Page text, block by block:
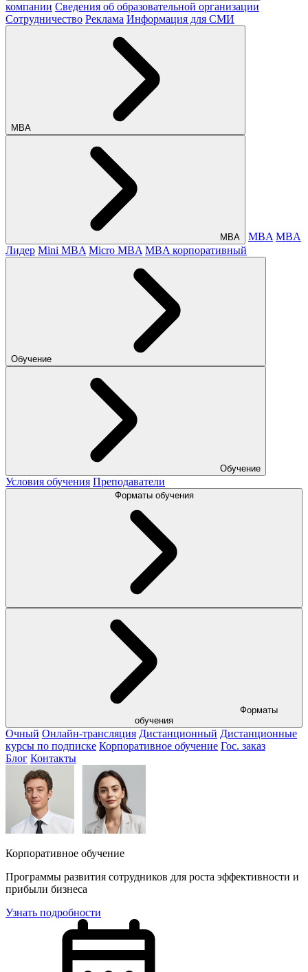
компании Сведения об образовательной организации
Сотрудничество Реклама Информация для СМИ
МВА
МВА MBA MBA
Лидер Mini MBA Micro MBA MBA корпоративный
Обучение
Обучение
Условия обучения Преподаватели
Форматы обучения
обучения
Очный Онлайн-трансляция Дистанционный Дистанционные
курсы по подписке Корпоративное обучение Гос. заказ
Блог Контакты
Корпоративное обучение
Программы развития сотрудников для роста эффективности и
прибыли бизнеса
Узнать подробности